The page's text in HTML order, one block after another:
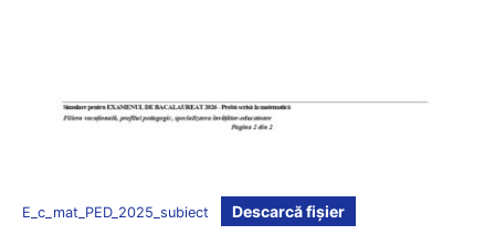
E_c_mat_PED_2025_subiect Descarcă fișier